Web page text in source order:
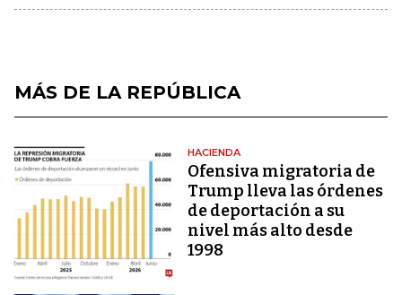
MÁS DE LA REPÚBLICA
HACIENDA
Ofensiva migratoria de
Trump lleva las órdenes
de deportación a su
nivel más alto desde
1998